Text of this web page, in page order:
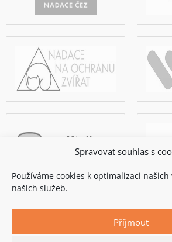
Spravovat souhlas s
Používáme cookies k optimalizaci
našich služeb.
Příjmout